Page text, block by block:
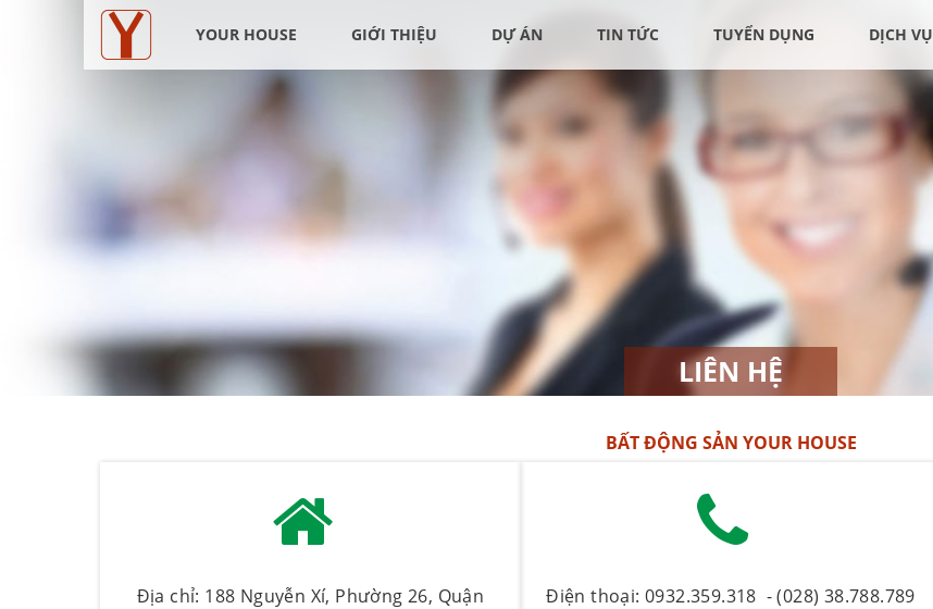
YOUR HOUSE GIỚI THIỆU DỰ ÁN TIN TỨC TUYỂN DỤNG DỊCH VỤ
LIÊN HỆ
BẤT ĐỘNG SẢN YOUR HOUSE
Địa chỉ: 188 Nguyễn Xí, Phường 26, Quận
Điện thoại: 0932.359.318 - (028) 38.788.789